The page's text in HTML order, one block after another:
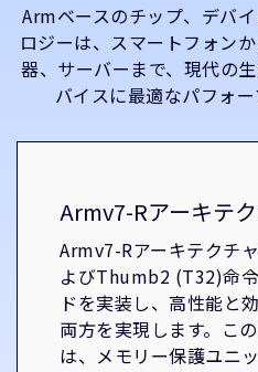
Armベースのチップ、デバ
ロジーは、スマートフォン
器、サーバーまで、現代の
バイスに最適なパフォ
Armv7-Rアーキテ
Armv7-Rアーキテクチ
よびThumb2 (T32)命
ドを実装し、高性能と
両方を実現します。こ
は、メモリー保護ユニ